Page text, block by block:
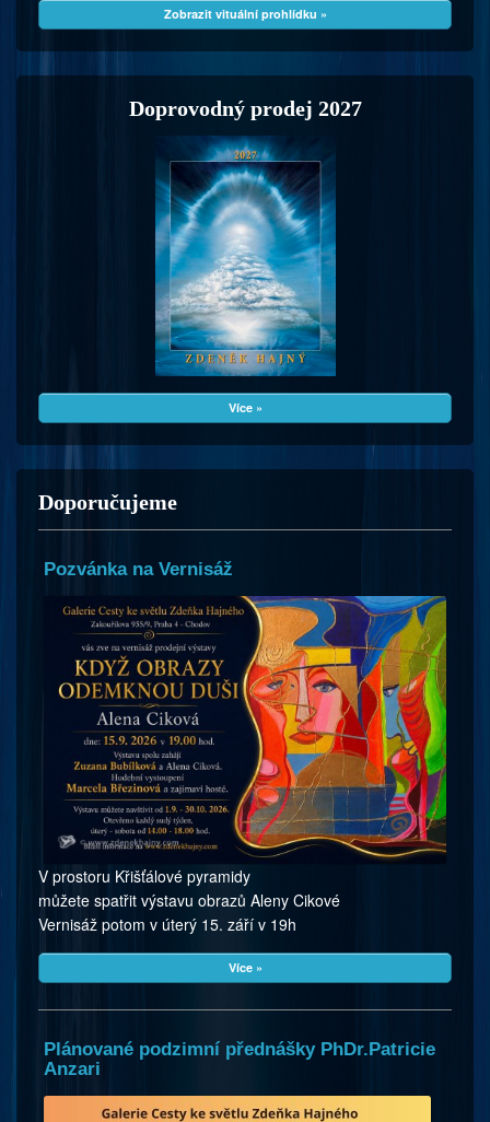
Zobrazit vituální prohlídku »
Doprovodný prodej 2027
Více »
Doporučujeme
Pozvánka na Vernisáž
V prostoru Křišťálové pyramidy
můžete spatřit výstavu obrazů Aleny Cikové
Vernisáž potom v úterý 15. září v 19h
Více »
Plánované podzimní přednášky PhDr.Patricie
Anzari